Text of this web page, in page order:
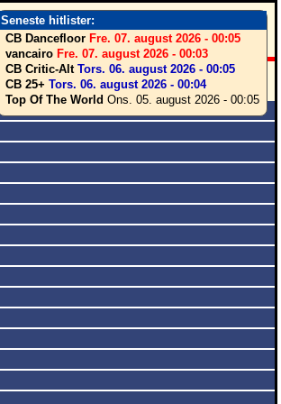
Seneste hitlister:
CB Dancefloor Fre. 07. august 2026 - 00:05
vancairo Fre. 07. august 2026 - 00:03
CB Critic-Alt Tors. 06. august 2026 - 00:05
CB 25+ Tors. 06. august 2026 - 00:04
Top Of The World Ons. 05. august 2026 - 00:05